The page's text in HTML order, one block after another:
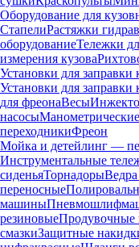
Оборудование для
СтапелиРастяжки
оборудованиеТележки
измерения кузова
Установки для
Установки для заправки
для фреонаВесы
насосы
переходникиФреон
Мойка и детейлинг —
Инструментальные
сиденьяТорнадоры
переносные
машины
резиновыеПродувочные
смазкиЗащитные